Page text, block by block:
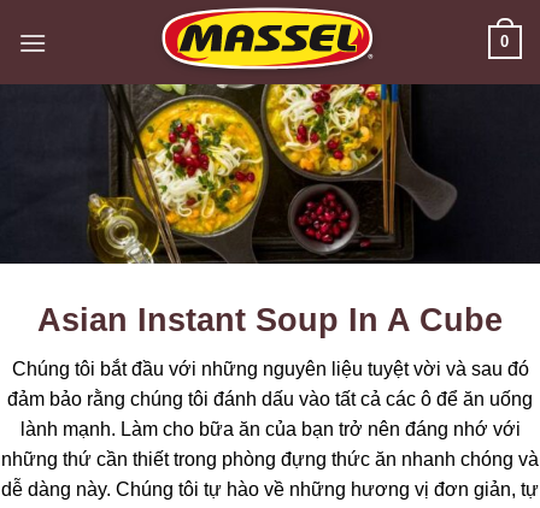
0
Asian Instant Soup In A Cube
Chúng tôi bắt đầu với những nguyên liệu tuyệt vời và sau đó
đảm bảo rằng chúng tôi đánh dấu vào tất cả các ô để ăn uống
lành mạnh. Làm cho bữa ăn của bạn trở nên đáng nhớ với
những thứ cần thiết trong phòng đựng thức ăn nhanh chóng và
dễ dàng này. Chúng tôi tự hào về những hương vị đơn giản, tự